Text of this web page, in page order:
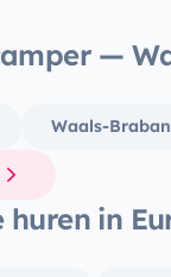
—
Waals-
huren in